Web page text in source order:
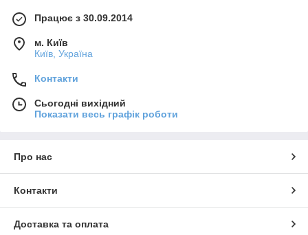
Працює з 30.09.2014
м. Київ
Київ, Україна
Контакти
Сьогодні вихідний
Показати весь графік роботи
Про нас
Контакти
Доставка та оплата